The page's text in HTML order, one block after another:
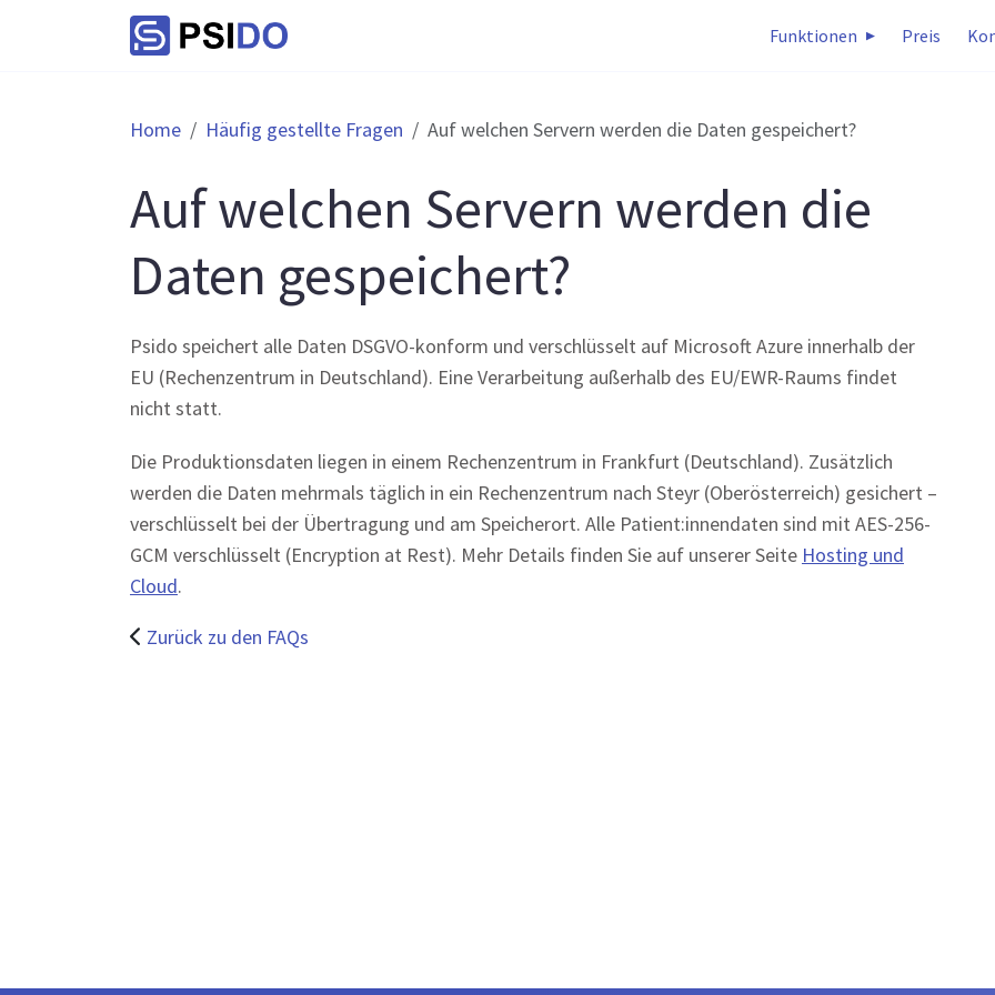
Funktionen Preis
Home Häufig gestellte Fragen Auf welchen Servern werden die Daten gespeichert?
Auf welchen Servern werden die
Daten gespeichert?
Psido speichert alle Daten DSGVO-konform und verschlüsselt auf Microsoft Azure innerhalb der
EU (Rechenzentrum in Deutschland). Eine Verarbeitung außerhalb des EU/EWR-Raums findet
nicht statt.
Die Produktionsdaten liegen in einem Rechenzentrum in Frankfurt (Deutschland). Zusätzlich
werden die Daten mehrmals täglich in ein Rechenzentrum nach Steyr (Oberösterreich) gesichert –
verschlüsselt bei der Übertragung und am Speicherort. Alle Patient:innendaten sind mit AES-256-
GCM verschlüsselt (Encryption at Rest). Mehr Details finden Sie auf unserer Seite Hosting und
Cloud.
Zurück zu den FAQs